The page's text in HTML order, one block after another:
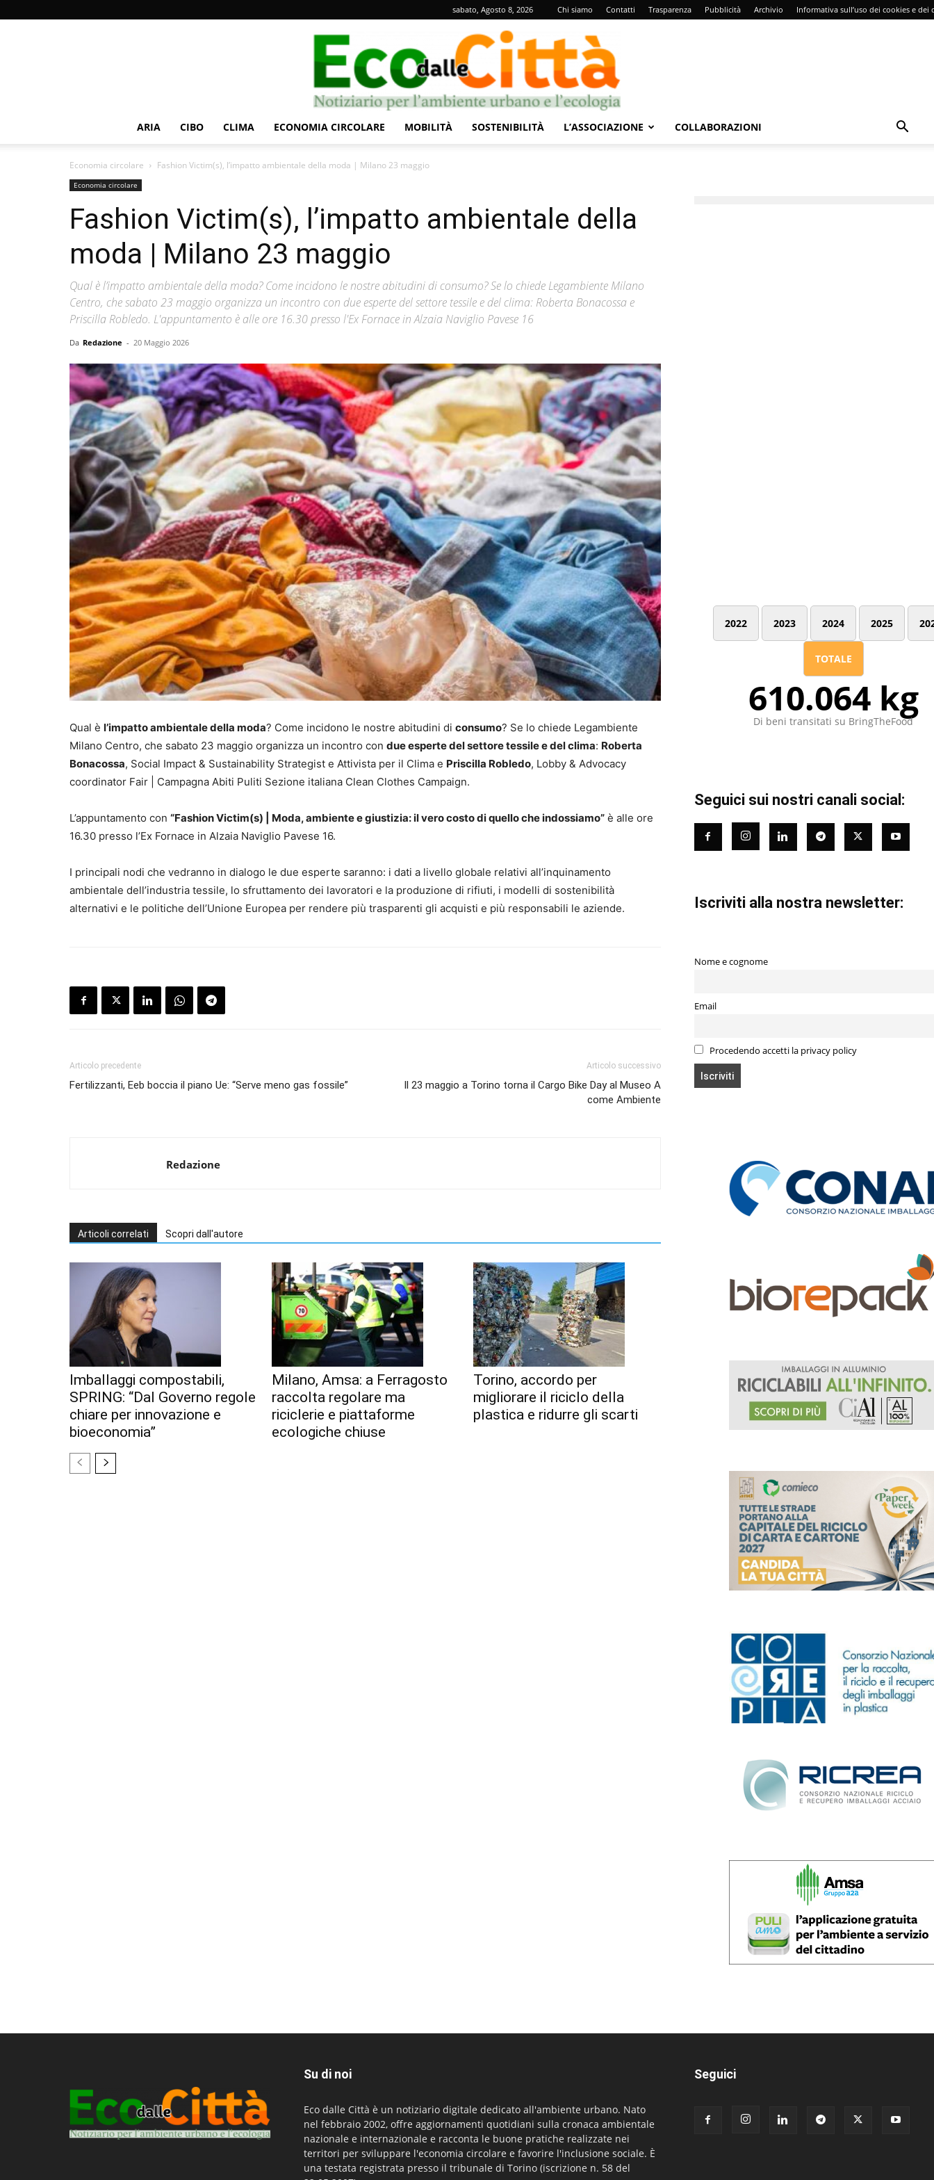
sabato, Agosto 8, 2026 Chi siamo Contatti Trasparenza Pubblicità Archivio Informativa sull’uso dei cookies e dei
ARIA CIBO CLIMA ECONOMIA CIRCOLARE MOBILITÀ SOSTENIBILITÀ L’ASSOCIAZIONE COLLABORAZIONI
Economia circolare Fashion Victim(s), l’impatto ambientale della moda | Milano 23 maggio
Economia circolare
Fashion Victim(s), l’impatto ambientale della
moda | Milano 23 maggio
Qual è l’impatto ambientale della moda? Come incidono le nostre abitudini di consumo? Se lo chiede Legambiente Milano
Centro, che sabato 23 maggio organizza un incontro con due esperte del settore tessile e del clima: Roberta Bonacossa e
Priscilla Robledo. L'appuntamento è alle ore 16.30 presso l'Ex Fornace in Alzaia Naviglio Pavese 16
Da Redazione - 20 Maggio 2026
Qual è l’impatto ambientale della moda? Come incidono le nostre abitudini di consumo? Se lo chiede Legambiente
Milano Centro, che sabato 23 maggio organizza un incontro con due esperte del settore tessile e del clima: Roberta
Bonacossa, Social Impact & Sustainability Strategist e Attivista per il Clima e Priscilla Robledo, Lobby & Advocacy
coordinator Fair | Campagna Abiti Puliti Sezione italiana Clean Clothes Campaign.
L’appuntamento con “Fashion Victim(s) | Moda, ambiente e giustizia: il vero costo di quello che indossiamo” è alle ore
16.30 presso l’Ex Fornace in Alzaia Naviglio Pavese 16.
I principali nodi che vedranno in dialogo le due esperte saranno: i dati a livello globale relativi all’inquinamento
ambientale dell’industria tessile, lo sfruttamento dei lavoratori e la produzione di rifiuti, i modelli di sostenibilità
alternativi e le politiche dell’Unione Europea per rendere più trasparenti gli acquisti e più responsabili le aziende.
Articolo precedente
Fertilizzanti, Eeb boccia il piano Ue: “Serve meno gas fossile”
Articolo successivo
Il 23 maggio a Torino torna il Cargo Bike Day al Museo A
come Ambiente
Redazione
Articoli correlati Scopri dall'autore
Imballaggi compostabili,
SPRING: “Dal Governo regole
chiare per innovazione e
bioeconomia”
Milano, Amsa: a Ferragosto
raccolta regolare ma
riciclerie e piattaforme
ecologiche chiuse
Torino, accordo per
migliorare il riciclo della
plastica e ridurre gli scarti
2022 2023 2024 2025
TOTALE
610.064 kg
Di beni transitati su BringTheFood
Seguici sui nostri canali social:
Iscriviti alla nostra newsletter:
Nome e cognome
Email
Procedendo accetti la privacy policy
Su di noi
Eco dalle Città è un notiziario digitale dedicato all'ambiente urbano. Nato
nel febbraio 2002, offre aggiornamenti quotidiani sulla cronaca ambientale
nazionale e internazionale e racconta le buone pratiche realizzate nei
territori per sviluppare l'economia circolare e favorire l'inclusione sociale. È
una testata registrata presso il tribunale di Torino (iscrizione n. 58 del
Seguici